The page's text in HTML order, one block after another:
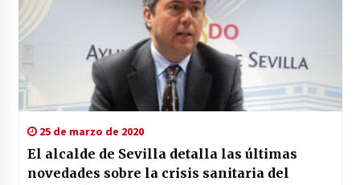
25 de marzo de 2020
El alcalde de Sevilla detalla las últimas
novedades sobre la crisis sanitaria del